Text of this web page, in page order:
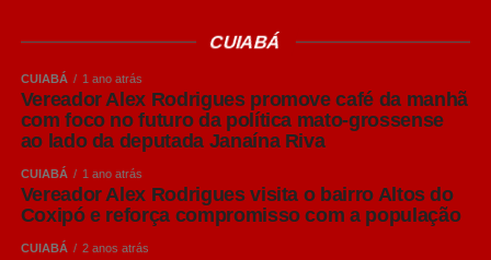
cervejas Lager utilizam leveduras que trabalham em
temperaturas mais baixas, em um processo conhecido
como baixa fermentação, que resulta em bebidas
normalmente mais leves, refrescantes e de sabor
equilibrado.
Já as cervejas Ale utilizam o processo de alta
fermentação, realizada em temperaturas mais elevadas.
Esse processo favorece a formação de aromas mais
CUIABÁ
CUIABÁ 1 ano atrás
Vereador Alex Rodrigues promove café da manhã
com foco no futuro da política mato-grossense
ao lado da deputada Janaína Riva
CUIABÁ 1 ano atrás
Vereador Alex Rodrigues visita o bairro Altos do
Coxipó e reforça compromisso com a população
CUIABÁ 2 anos atrás